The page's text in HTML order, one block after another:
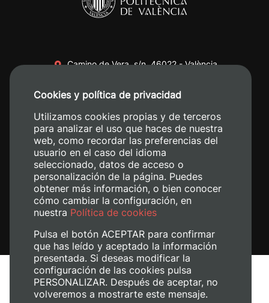
Camino de Vera, s/n. 46022 - València
+34 620 04 00 50
Avís legal
Política de cookies
Cookies y política de privacidad
Utilizamos cookies propias y de terceros
para analizar el uso que haces de nuestra
web, como recordar las preferencias del
usuario en el caso del idioma
seleccionado, datos de acceso o
personalización de la página. Puedes
obtener más información, o bien conocer
cómo cambiar la configuración, en
nuestra Política de cookies
Pulsa el botón ACEPTAR para confirmar
que has leído y aceptado la información
presentada. Si deseas modificar la
configuración de las cookies pulsa
PERSONALIZAR. Después de aceptar, no
volveremos a mostrarte este mensaje.